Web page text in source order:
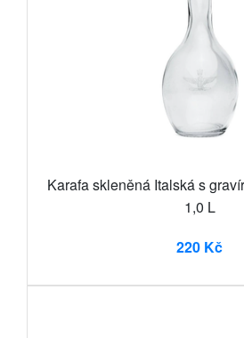
Karafa skleněná Italská s
1,0 L
220 Kč